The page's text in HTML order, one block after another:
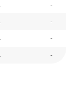
-
-
-
-